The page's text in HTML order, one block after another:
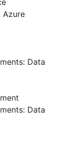
Azure
Data
Data